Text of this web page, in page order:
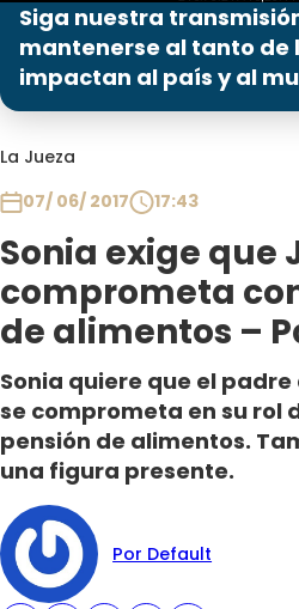
Siga nuestra
mantenerse al tanto de
impactan al país y al
La Jueza
07/ 06/ 2017
17:43
Sonia exige que
comprometa
de alimentos –
Sonia quiere que el padre
se comprometa en su rol
pensión de alimentos.
una figura presente.
Por Default
Programas
Contigo en Directo
Plan Perfecto
El Tiempo
Sabingo
Todos Los Programas